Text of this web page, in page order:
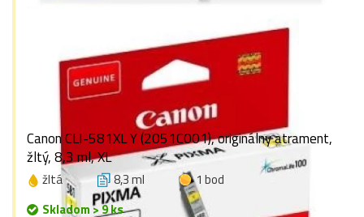
Canon CLI-581XL Y (2051C001), originálny atrament,
žltý, 8,3 ml, XL
žltá 8,3 ml
1 bod
Skladom > 9 ks